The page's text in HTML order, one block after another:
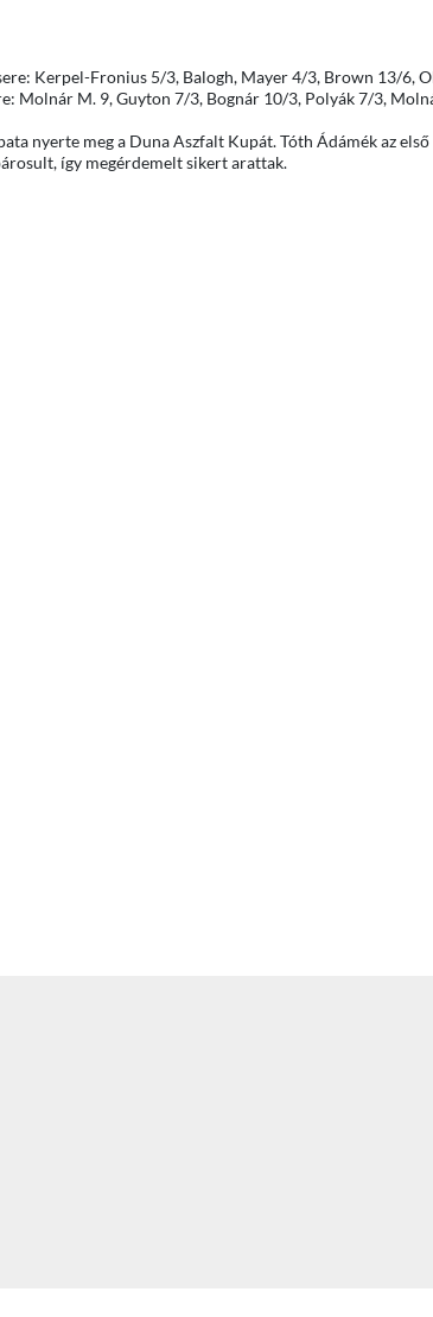
Kerpel-Fronius 5/3, Balogh, Mayer 4/3, Brown 13/6,
Molnár M. 9, Guyton 7/3, Bognár 10/3, Polyák 7/3,
nyerte meg a Duna Aszfalt Kupát. Tóth Ádámék az
így megérdemelt sikert arattak.